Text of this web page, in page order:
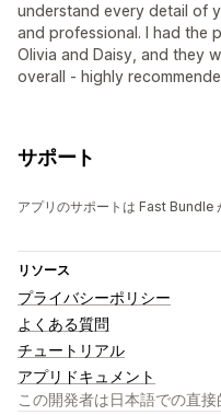
understand every detail of
and professional. I had the
Olivia and Daisy, and they
overall - highly
サポート
アプリのサポートは Fast Bundle
リソース
プライバシーポリシー
よくある質問
チュートリアル
アプリドキュメント
この開発者は日本語での直